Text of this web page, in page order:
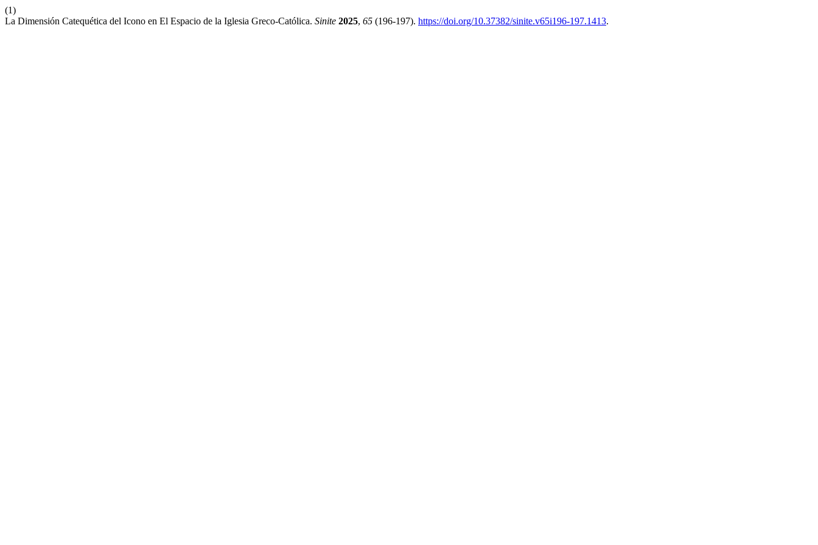
(1)
La Dimensión Catequética del Icono en El Espacio de la Iglesia Greco-Católica. Sinite 2025, 65 (196-197). https://doi.org/10.37382/sinite.v65i196-197.1413.